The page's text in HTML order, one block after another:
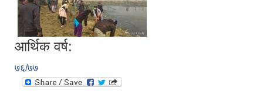
आर्थिक वर्ष:
७६/७७